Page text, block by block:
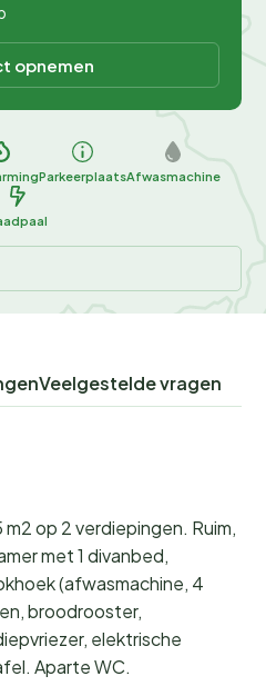
opnemen
ParkeerplaatsAfwasmachine
Veelgestelde vragen
m2 op 2 verdiepingen. Ruim,
met 1 divanbed,
(afwasmachine, 4
broodrooster,
elektrische
Aparte WC.